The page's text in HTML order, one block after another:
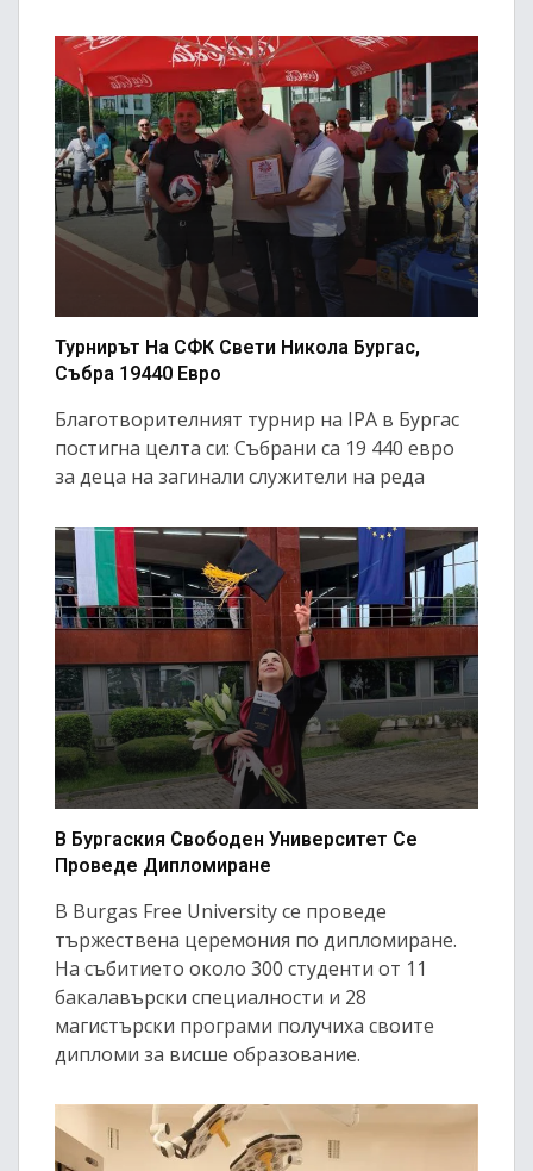
Турнирът На СФК Свети Никола Бургас,
Събра 19440 Евро
Благотворителният турнир на IPA в Бургас
постигна целта си: Събрани са 19 440 евро
за деца на загинали служители на реда
В Бургаския Свободен Университет Се
Проведе Дипломиране
В Burgas Free University се проведе
тържествена церемония по дипломиране.
На събитието около 300 студенти от 11
бакалавърски специалности и 28
магистърски програми получиха своите
дипломи за висше образование.